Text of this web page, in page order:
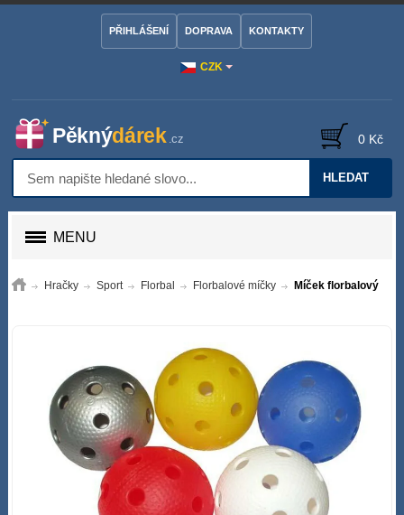
CZK
PŘIHLÁŠENÍ DOPRAVA KONTAKTY
HLEDAT
0 Kč
MENU
Hračky Sport Florbal Florbalové míčky Míček florbalový